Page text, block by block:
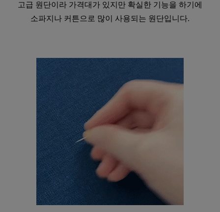
고급 원단이라 가격대가 있지만 확실한 기능을 하기에
소파지나 커튼으로 많이 사용되는 원단입니다.